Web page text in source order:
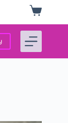
Panier
d’achat